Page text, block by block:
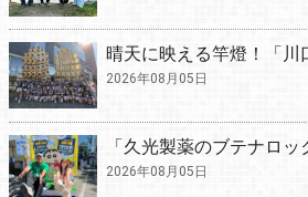
晴天に映える竿燈！「川
2026年08月05日
「久光製薬のブテナロッ
2026年08月05日